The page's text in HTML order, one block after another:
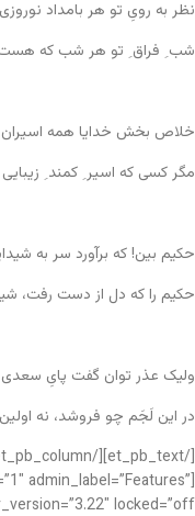
نظر به رویِ تو هر بامداد
شب ِ فراق ِ تو هر شب که
خلاص بخش خدایا همه اسیران
مگر کسی که اسیر ِ کمند
حکیم بین! که برآورد سر به
حکیم را که دل از دست رفت،
ولیک عذر توان گفت پایِ سعدی
در این لَجَم چو فروشد، نه
admin_label=”Features”